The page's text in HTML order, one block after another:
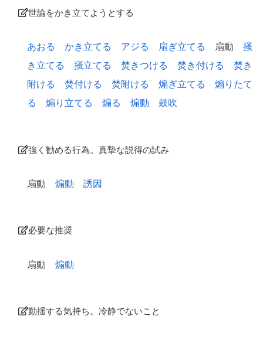
世論をかき立てようとする
あおる かき立てる アジる 扇ぎ立てる 扇動 掻
き立てる
掻立てる 焚きつける 焚き付ける
焚き
附ける
焚付ける 焚附ける 煽ぎ立てる
煽りたて
る
煽り立てる 煽る 煽動 鼓吹
強く勧める行為。真摯な説得の試み
扇動 煽動 誘因
必要な推奨
扇動 煽動
動揺する気持ち。冷静でないこと